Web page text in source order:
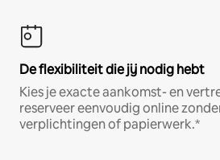
De flexibiliteit die jij nodig hebt
Kies je exacte aankomst- en
reserveer eenvoudig online
verplichtingen of papierwerk.*